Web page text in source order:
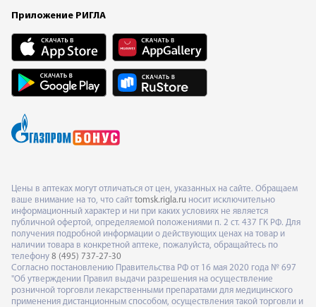
Приложение РИГЛА
Цены в аптеках могут отличаться от цен, указанных на сайте. Обращаем
ваше внимание на то, что сайт tomsk.rigla.ru носит исключительно
информационный характер и ни при каких условиях не является
публичной офертой, определяемой положениями п. 2 ст. 437 ГК РФ. Для
получения подробной информации о действующих ценах на товар и
наличии товара в конкретной аптеке, пожалуйста, обращайтесь по
телефону 8 (495) 737-27-30
Согласно постановлению Правительства РФ от 16 мая 2020 года № 697
"Об утверждении Правил выдачи разрешения на осуществление
розничной торговли лекарственными препаратами для медицинского
применения дистанционным способом, осуществления такой торговли и